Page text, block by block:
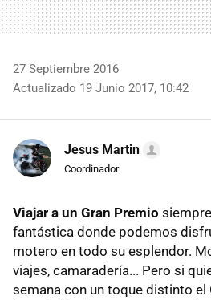
27 Septiembre 2016
Actualizado 19 Junio 2017, 10:42
Jesus Martin
Coordinador
Viajar a un Gran Premio
fantástica donde podemos
motero en todo su esplendor.
viajes, camaradería... Pero si
semana con un toque distinto el